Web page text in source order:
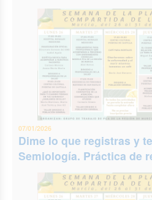
07/01/2026
Dime lo que registras y
Semiología. Práctica de